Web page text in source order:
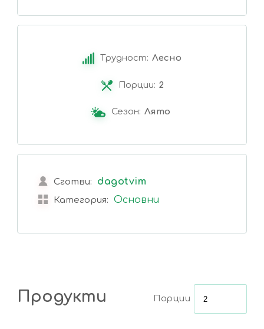
Трудност: Лесно
Порции: 2
Сезон: Лято
Сготви: dagotvim
Категория: Основни
Продукти Порции